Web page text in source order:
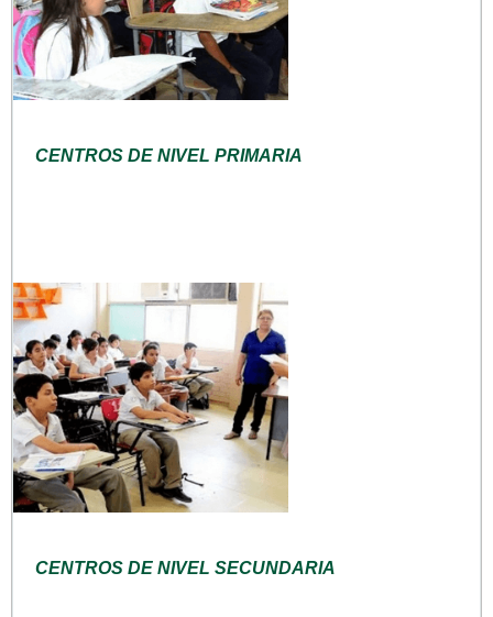
CENTROS DE NIVEL PRIMARIA
CENTROS DE NIVEL SECUNDARIA